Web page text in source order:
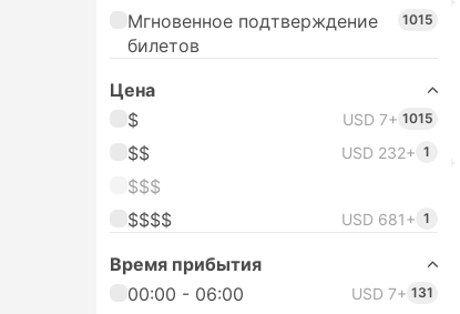
Мгновенное подтверждение
билетов
1015
Цена
$
USD 7+ 1015
$$ USD 232+ 1
$$$
$$$$
USD 681+ 1
Время прибытия
00:00 - 06:00
USD 7+ 131